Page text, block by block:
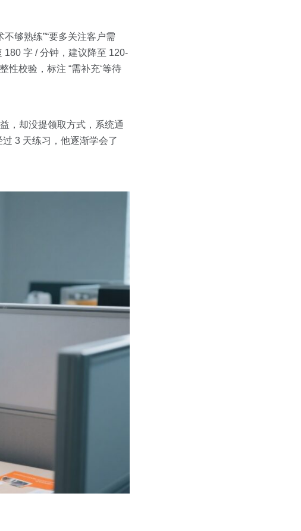
够熟练”“要多关注客户需
180 字 / 分钟，建议降至 120-
性校验，标注 “需补充‘等待
，却没提领取方式，系统通
3 天练习，他逐渐学会了